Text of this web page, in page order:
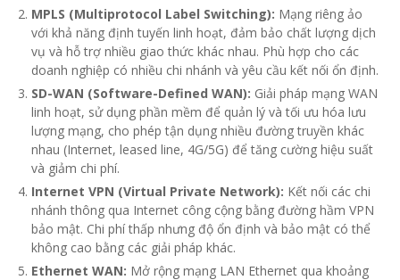
MPLS (Multiprotocol Label Switching): Mạng riêng ảo
với khả năng định tuyến linh hoạt, đảm bảo chất lượng dịch
vụ và hỗ trợ nhiều giao thức khác nhau. Phù hợp cho các
doanh nghiệp có nhiều chi nhánh và yêu cầu kết nối ổn định.
SD-WAN (Software-Defined WAN): Giải pháp mạng WAN
linh hoạt, sử dụng phần mềm để quản lý và tối ưu hóa lưu
lượng mạng, cho phép tận dụng nhiều đường truyền khác
nhau (Internet, leased line, 4G/5G) để tăng cường hiệu suất
và giảm chi phí.
Internet VPN (Virtual Private Network): Kết nối các chi
nhánh thông qua Internet công cộng bằng đường hầm VPN
bảo mật. Chi phí thấp nhưng độ ổn định và bảo mật có thể
không cao bằng các giải pháp khác.
Ethernet WAN: Mở rộng mạng LAN Ethernet qua khoảng